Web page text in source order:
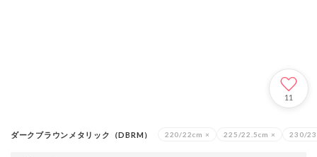
11
ダークブラウンメタリック（DBRM） 220/22cm × 225/22.5cm × 230/